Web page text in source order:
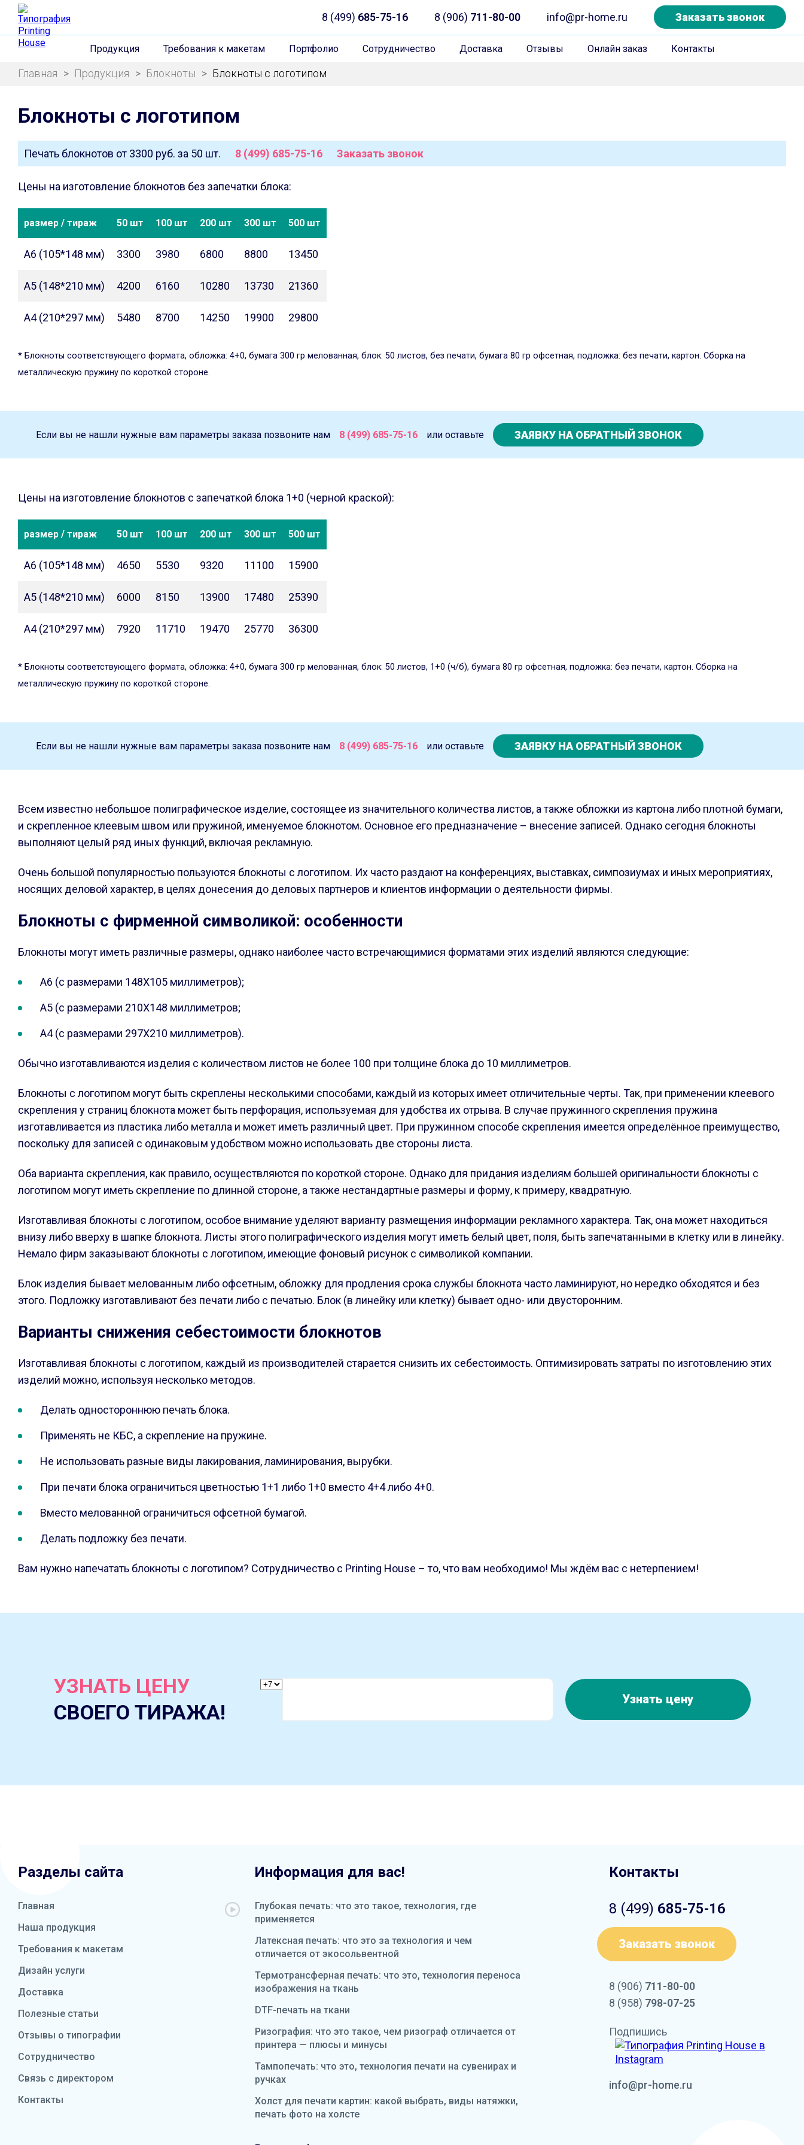
8 (499) 685-75-16 8 (906) 711-80-00 info@pr-home.ru Заказать звонок
Продукция Требования к макетам Портфолио Сотрудничество Доставка Отзывы Онлайн заказ Контакты
Главная > Продукция > Блокноты > Блокноты с логотипом
Блокноты с логотипом
Печать блокнотов от 3300 руб. за 50 шт. 8 (499) 685-75-16 Заказать звонок
Цены на изготовление блокнотов без запечатки блока:
размер / тираж 50 шт 100 шт 200 шт 300 шт 500 шт
А6 (105*148 мм) 3300 3980 6800 8800 13450
А5 (148*210 мм) 4200 6160 10280 13730 21360
А4 (210*297 мм) 5480 8700 14250 19900 29800
* Блокноты соответствующего формата, обложка: 4+0, бумага 300 гр мелованная, блок: 50 листов, без печати, бумага 80 гр офсетная, подложка: без печати, картон. Сборка на
металлическую пружину по короткой стороне.
Если вы не нашли нужные вам параметры заказа позвоните нам 8 (499) 685-75-16 или оставьте ЗАЯВКУ НА ОБРАТНЫЙ ЗВОНОК
Цены на изготовление блокнотов с запечаткой блока 1+0 (черной краской):
размер / тираж 50 шт 100 шт 200 шт 300 шт 500 шт
А6 (105*148 мм) 4650 5530 9320 11100 15900
А5 (148*210 мм) 6000 8150 13900 17480 25390
А4 (210*297 мм) 7920 11710 19470 25770 36300
* Блокноты соответствующего формата, обложка: 4+0, бумага 300 гр мелованная, блок: 50 листов, 1+0 (ч/б), бумага 80 гр офсетная, подложка: без печати, картон. Сборка на
металлическую пружину по короткой стороне.
Если вы не нашли нужные вам параметры заказа позвоните нам 8 (499) 685-75-16 или оставьте ЗАЯВКУ НА ОБРАТНЫЙ ЗВОНОК
Всем известно небольшое полиграфическое изделие, состоящее из значительного количества листов, а также обложки из картона либо плотной бумаги,
и скрепленное клеевым швом или пружиной, именуемое блокнотом. Основное его предназначение – внесение записей. Однако сегодня блокноты
выполняют целый ряд иных функций, включая рекламную.
Очень большой популярностью пользуются блокноты с логотипом. Их часто раздают на конференциях, выставках, симпозиумах и иных мероприятиях,
носящих деловой характер, в целях донесения до деловых партнеров и клиентов информации о деятельности фирмы.
Блокноты с фирменной символикой: особенности
Блокноты могут иметь различные размеры, однако наиболее часто встречающимися форматами этих изделий являются следующие:
А6 (с размерами 148Х105 миллиметров);
А5 (с размерами 210Х148 миллиметров;
А4 (с размерами 297Х210 миллиметров).
Обычно изготавливаются изделия с количеством листов не более 100 при толщине блока до 10 миллиметров.
Блокноты с логотипом могут быть скреплены несколькими способами, каждый из которых имеет отличительные черты. Так, при применении клеевого
скрепления у страниц блокнота может быть перфорация, используемая для удобства их отрыва. В случае пружинного скрепления пружина
изготавливается из пластика либо металла и может иметь различный цвет. При пружинном способе скрепления имеется определённое преимущество,
поскольку для записей с одинаковым удобством можно использовать две стороны листа.
Оба варианта скрепления, как правило, осуществляются по короткой стороне. Однако для придания изделиям большей оригинальности блокноты с
логотипом могут иметь скрепление по длинной стороне, а также нестандартные размеры и форму, к примеру, квадратную.
Изготавливая блокноты с логотипом, особое внимание уделяют варианту размещения информации рекламного характера. Так, она может находиться
внизу либо вверху в шапке блокнота. Листы этого полиграфического изделия могут иметь белый цвет, поля, быть запечатанными в клетку или в линейку.
Немало фирм заказывают блокноты с логотипом, имеющие фоновый рисунок с символикой компании.
Блок изделия бывает мелованным либо офсетным, обложку для продления срока службы блокнота часто ламинируют, но нередко обходятся и без
этого. Подложку изготавливают без печати либо с печатью. Блок (в линейку или клетку) бывает одно- или двусторонним.
Варианты снижения себестоимости блокнотов
Изготавливая блокноты с логотипом, каждый из производителей старается снизить их себестоимость. Оптимизировать затраты по изготовлению этих
изделий можно, используя несколько методов.
Делать одностороннюю печать блока.
Применять не КБС, а скрепление на пружине.
Не использовать разные виды лакирования, ламинирования, вырубки.
При печати блока ограничиться цветностью 1+1 либо 1+0 вместо 4+4 либо 4+0.
Вместо мелованной ограничиться офсетной бумагой.
Делать подложку без печати.
Вам нужно напечатать блокноты с логотипом? Сотрудничество с Printing House – то, что вам необходимо! Мы ждём вас с нетерпением!
УЗНАТЬ ЦЕНУ
СВОЕГО ТИРАЖА!
Узнать цену
Разделы сайта
Главная
Наша продукция
Требования к макетам
Дизайн услуги
Доставка
Полезные статьи
Отзывы о типографии
Сотрудничество
Связь с директором
Контакты
Информация для вас!
Глубокая печать: что это такое, технология, где
применяется
Латексная печать: что это за технология и чем
отличается от экосольвентной
Термотрансферная печать: что это, технология переноса
изображения на ткань
DTF-печать на ткани
Ризография: что это такое, чем ризограф отличается от
принтера — плюсы и минусы
Тампопечать: что это, технология печати на сувенирах и
ручках
Холст для печати картин: какой выбрать, виды натяжки,
печать фото на холсте
Контакты
8 (499) 685-75-16
Заказать звонок
8 (906) 711-80-00
8 (958) 798-07-25
Подпишись
info@pr-home.ru